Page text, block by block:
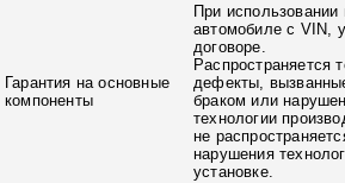
Гарантия на основные
компоненты
При использовании
автомобиле с VIN,
договоре.
Распространяется
дефекты,
браком или
технологии
не
нарушения
установке.